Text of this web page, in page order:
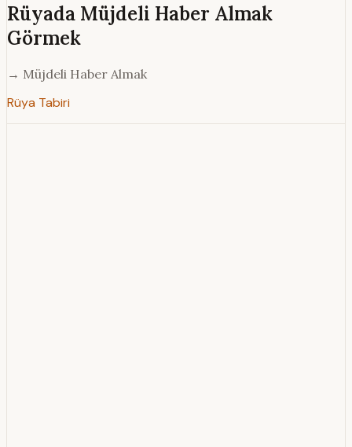
Rüyada Müjdeli Haber Almak
Görmek
→ Müjdeli Haber Almak
Rüya Tabiri